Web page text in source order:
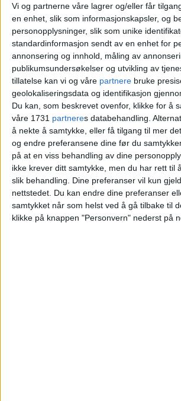
Vi og partnerne våre lagrer og/eller får
en enhet, slik som informasjonskapsler, og
personopplysninger, slik som unike
standardinformasjon sendt av en enhet for
annonsering og innhold, måling av
publikumsundersøkelser og utvikling av
tillatelse kan vi og våre partnere bruke
geolokaliseringsdata og identifikasjon
Du kan, som beskrevet ovenfor, klikke for å
våre 1731 partneres databehandling.
å nekte å samtykke, eller få tilgang til mer
og endre preferansene dine før du
på at en viss behandling av dine
ikke krever ditt samtykke, men du har rett til
slik behandling. Dine preferanser vil kun
nettstedet. Du kan endre dine preferanser
samtykket når som helst ved å gå tilbake til
klikke på knappen "Personvern" nederst på